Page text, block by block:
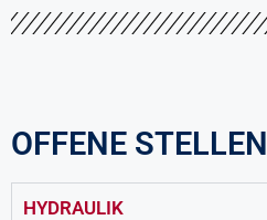
OFFENE STELLEN
HYDRAULIK